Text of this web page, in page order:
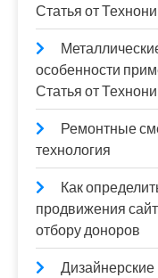
Статья от
особенности
Статья от
Ремонтные
технология
Как
продвижения
отбору доноров